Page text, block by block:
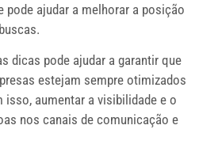
pode ajudar a melhorar a posição
dicas pode ajudar a garantir que
estejam sempre otimizados
isso, aumentar a visibilidade e o
nos canais de comunicação e